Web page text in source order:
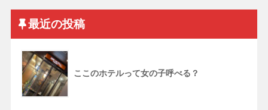
最近の投稿
ここのホテルって女の子呼べる？